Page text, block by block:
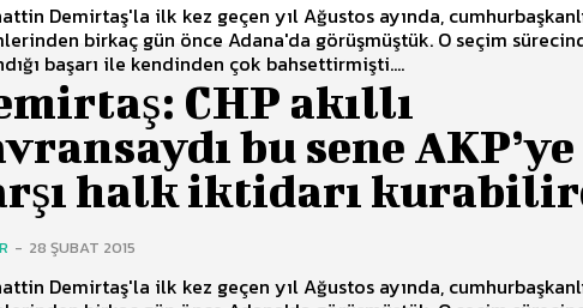
Demirtaş'la ilk kez geçen yıl Ağustos ayında,
birkaç gün önce Adana'da görüşmüştük. O seçim
başarı ile kendinden çok bahsettirmişti....
CHP akıllı
bu sene AKP’ye
halk iktidarı
- 28 ŞUBAT 2015
Demirtaş'la ilk kez geçen yıl Ağustos ayında,